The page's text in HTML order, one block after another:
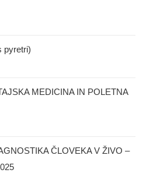
pyretri)
MEDICINA IN POLETNA
ČLOVEKA V ŽIVO –